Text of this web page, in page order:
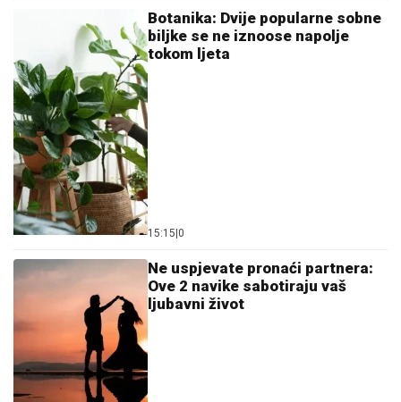
Botanika: Dvije popularne sobne
biljke se ne iznoose napolje
tokom ljeta
15:15 0
Ne uspjevate pronaći partnera:
Ove 2 navike sabotiraju vaš
ljubavni život